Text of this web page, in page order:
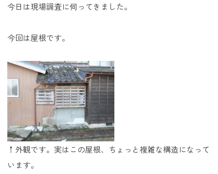
会社情報
Tel. 0257-27-2157
今日は現場調査に伺ってきました。
今回は屋根です。
↑外観です。実はこの屋根、ちょっと複雑な構造になって
います。